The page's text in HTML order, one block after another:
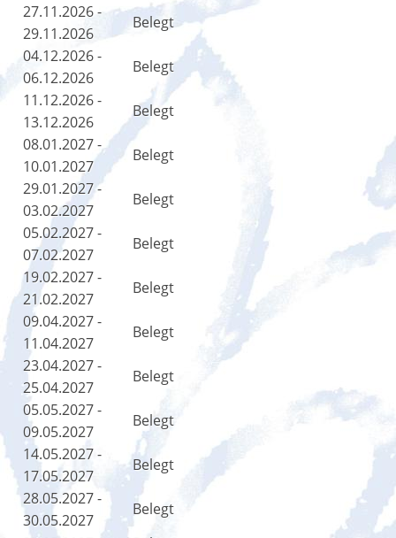
27.11.2026 -
29.11.2026
Belegt
04.12.2026 -
06.12.2026
Belegt
11.12.2026 -
13.12.2026
Belegt
08.01.2027 -
10.01.2027
Belegt
29.01.2027 -
03.02.2027
Belegt
05.02.2027 -
07.02.2027
Belegt
19.02.2027 -
21.02.2027
Belegt
09.04.2027 -
11.04.2027
Belegt
23.04.2027 -
25.04.2027
Belegt
05.05.2027 -
09.05.2027
Belegt
14.05.2027 -
17.05.2027
Belegt
28.05.2027 -
30.05.2027
Belegt